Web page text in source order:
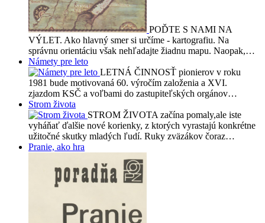
POĎTE S NAMI NA
VÝLET. Ako hlavný smer si určíme - kartografiu. Na
správnu orientáciu však nehľadajte žiadnu mapu. Naopak,…
Námety pre leto
LETNÁ ČINNOSŤ pionierov v roku
1981 bude motivovaná 60. výročím založenia a XVI.
zjazdom KSČ a voľbami do zastupiteľských orgánov…
Strom života
STROM ŽIVOTA začína pomaly,ale iste
vyháňať ďalšie nové korienky, z ktorých vyrastajú konkrétne
užitočné skutky mladých ľudí. Ruky zväzákov čoraz…
Pranie, ako hra